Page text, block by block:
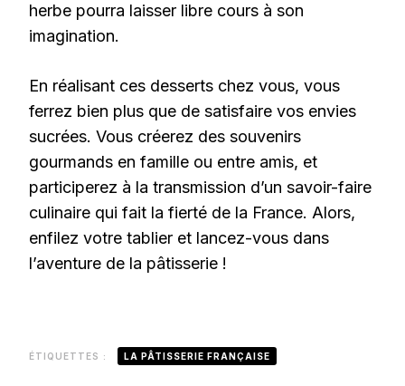
herbe pourra laisser libre cours à son
imagination.
En réalisant ces desserts chez vous, vous
ferrez bien plus que de satisfaire vos envies
sucrées. Vous créerez des souvenirs
gourmands en famille ou entre amis, et
participerez à la transmission d’un savoir-faire
culinaire qui fait la fierté de la France. Alors,
enfilez votre tablier et lancez-vous dans
l’aventure de la pâtisserie !
ÉTIQUETTES : LA PÂTISSERIE FRANÇAISE